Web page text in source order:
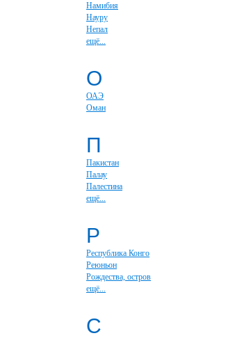
Намибия
Науру
Непал
ещё...
О
ОАЭ
Оман
П
Пакистан
Палау
Палестина
ещё...
Р
Республика Конго
Реюньон
Рождества, остров
ещё...
С